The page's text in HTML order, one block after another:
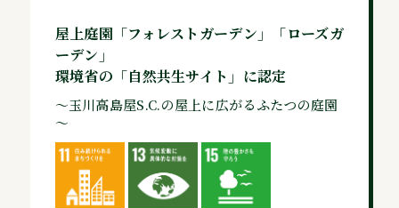
屋上庭園「フォレストガーデン」「ローズガ
ーデン」
環境省の「自然共生サイト」に認定
～玉川高島屋S.C.の屋上に広がるふたつの庭園
～